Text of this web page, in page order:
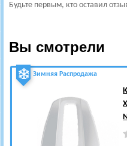
Будьте первым, кто оставил
Вы смотрели
Зимняя Распродажа